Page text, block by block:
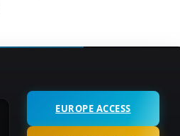
EUROPE ACCESS